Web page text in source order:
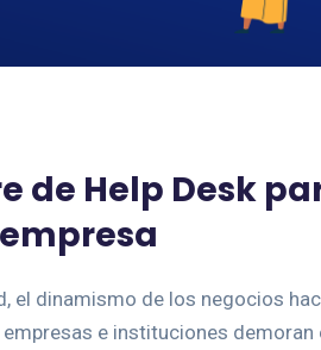
de Help Desk
el dinamismo de los negocios
e instituciones demoran